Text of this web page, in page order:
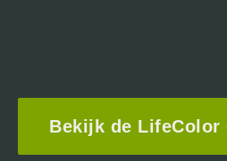
Bekijk de LifeColor